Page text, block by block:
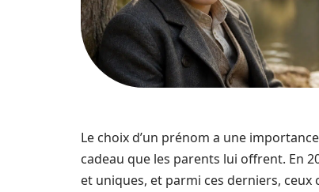
Le choix d’un prénom a une
cadeau que les parents lui offrent. En
et uniques, et parmi ces derniers,